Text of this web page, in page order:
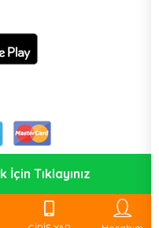
Tıklayınız